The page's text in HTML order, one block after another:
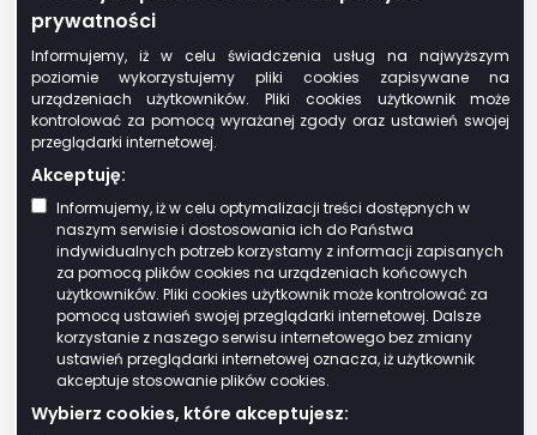
prywatności
Informujemy, iż w celu świadczenia usług na najwyższym
poziomie wykorzystujemy pliki cookies zapisywane na
urządzeniach użytkowników. Pliki cookies użytkownik może
kontrolować za pomocą wyrażanej zgody oraz ustawień swojej
przeglądarki internetowej.
Akceptuję:
Informujemy, iż w celu optymalizacji treści dostępnych w
naszym serwisie i dostosowania ich do Państwa
indywidualnych potrzeb korzystamy z informacji zapisanych
za pomocą plików cookies na urządzeniach końcowych
użytkowników. Pliki cookies użytkownik może kontrolować za
pomocą ustawień swojej przeglądarki internetowej. Dalsze
korzystanie z naszego serwisu internetowego bez zmiany
ustawień przeglądarki internetowej oznacza, iż użytkownik
akceptuje stosowanie plików cookies.
Wybierz cookies, które akceptujesz:
inne oczywiste omyłki bądź że wypełniono
ją niezgodnie z ustalonymi wymaganiami,
organ podatkowy w zależności od
charakteru i zakresu uchybień:
koryguje deklarację,
dokonując stosownych
poprawek lub
uzupełnień, jeżeli zmiana
wysokości zobowiązania
podatkowego, kwoty
nadpłaty, kwoty zwrotu
podatku albo kwoty
nadwyżki podatku do
przeniesienia lub